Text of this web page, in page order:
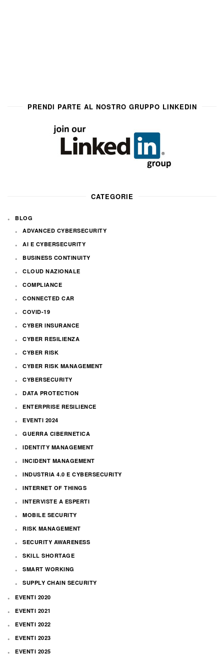
PRENDI PARTE AL NOSTRO GRUPPO LINKEDIN
CATEGORIE
BLOG
ADVANCED CYBERSECURITY
AI E CYBERSECURITY
BUSINESS CONTINUITY
CLOUD NAZIONALE
COMPLIANCE
CONNECTED CAR
COVID-19
CYBER INSURANCE
CYBER RESILIENZA
CYBER RISK
CYBER RISK MANAGEMENT
CYBERSECURITY
DATA PROTECTION
ENTERPRISE RESILIENCE
EVENTI 2024
GUERRA CIBERNETICA
IDENTITY MANAGEMENT
INCIDENT MANAGEMENT
INDUSTRIA 4.0 E CYBERSECURITY
INTERNET OF THINGS
INTERVISTE A ESPERTI
MOBILE SECURITY
RISK MANAGEMENT
SECURITY AWARENESS
SKILL SHORTAGE
SMART WORKING
SUPPLY CHAIN SECURITY
EVENTI 2020
EVENTI 2021
EVENTI 2022
EVENTI 2023
EVENTI 2025